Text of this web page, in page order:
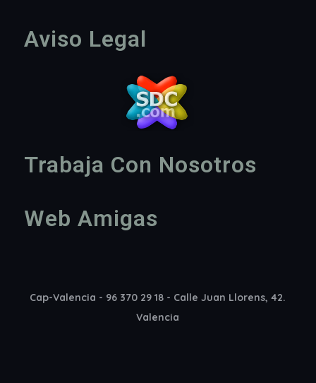
Aviso Legal
Trabaja Con Nosotros
Web Amigas
Cap-Valencia - 96 370 29 18 - Calle Juan Llorens, 42.
Valencia